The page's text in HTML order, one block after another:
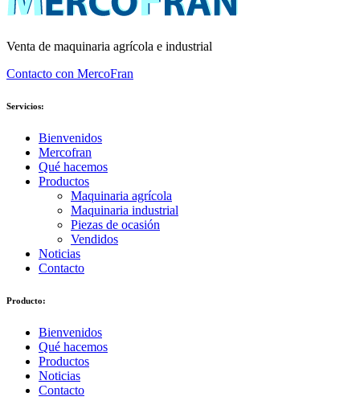
Venta de maquinaria agrícola e industrial
Contacto con MercoFran
Servicios:
Bienvenidos
Mercofran
Qué hacemos
Productos
Maquinaria agrícola
Maquinaria industrial
Piezas de ocasión
Vendidos
Noticias
Contacto
Producto:
Bienvenidos
Qué hacemos
Productos
Noticias
Contacto